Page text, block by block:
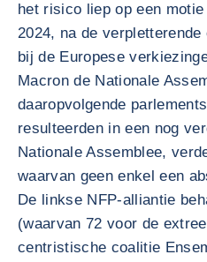
het risico liep op een
2024, na de
bij de Europese
Macron de Nationale
daaropvolgende
resulteerden in een nog
Nationale Assemblee,
waarvan geen enkel een
De linkse NFP-alliantie
(waarvan 72 voor de
centristische coalitie